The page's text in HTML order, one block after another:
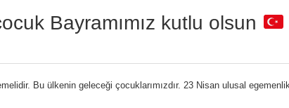
Bayramımız kutlu olsun
Bu ülkenin geleceği çocuklarımızdır. 23 Nisan ulusal